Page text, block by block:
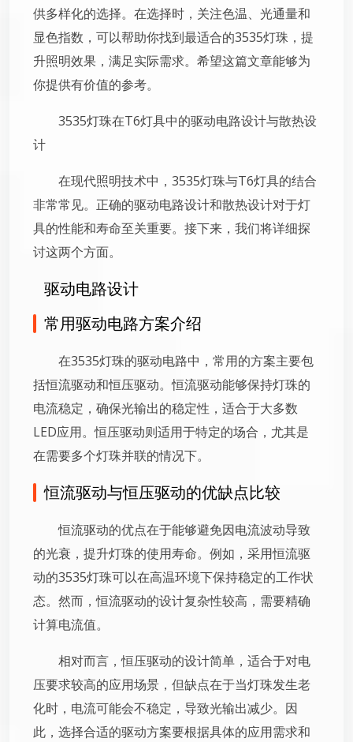
供多样化的选择。在选择时，关注色温、光通量和
显色指数，可以帮助你找到最适合的3535灯珠，提
升照明效果，满足实际需求。希望这篇文章能够为
你提供有价值的参考。
3535灯珠在T6灯具中的驱动电路设计与散热设
计
在现代照明技术中，3535灯珠与T6灯具的结合
非常常见。正确的驱动电路设计和散热设计对于灯
具的性能和寿命至关重要。接下来，我们将详细探
讨这两个方面。
驱动电路设计
常用驱动电路方案介绍
在3535灯珠的驱动电路中，常用的方案主要包
括恒流驱动和恒压驱动。恒流驱动能够保持灯珠的
电流稳定，确保光输出的稳定性，适合于大多数
LED应用。恒压驱动则适用于特定的场合，尤其是
在需要多个灯珠并联的情况下。
恒流驱动与恒压驱动的优缺点比较
恒流驱动的优点在于能够避免因电流波动导致
的光衰，提升灯珠的使用寿命。例如，采用恒流驱
动的3535灯珠可以在高温环境下保持稳定的工作状
态。然而，恒流驱动的设计复杂性较高，需要精确
计算电流值。
相对而言，恒压驱动的设计简单，适合于对电
压要求较高的应用场景，但缺点在于当灯珠发生老
化时，电流可能会不稳定，导致光输出减少。因
此，选择合适的驱动方案要根据具体的应用需求和